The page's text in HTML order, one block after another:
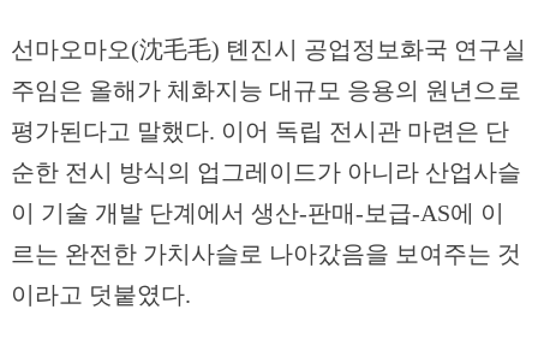
선마오마오(沈毛毛) 톈진시 공업정보화국 연구실
주임은 올해가 체화지능 대규모 응용의 원년으로
평가된다고 말했다. 이어 독립 전시관 마련은 단
순한 전시 방식의 업그레이드가 아니라 산업사슬
이 기술 개발 단계에서 생산-판매-보급-AS에 이
르는 완전한 가치사슬로 나아갔음을 보여주는 것
이라고 덧붙였다.